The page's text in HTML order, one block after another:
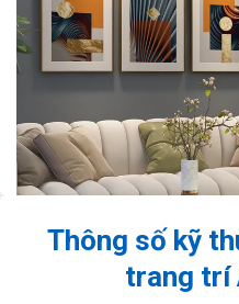
Thông số kỹ
trang trí